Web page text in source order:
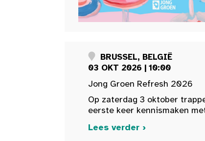
BRUSSEL, BELGIË
03 OKT 2026 | 10:00
Jong Groen Refresh 2026
Op zaterdag 3 oktober
eerste keer kennismaken
Lees verder ›